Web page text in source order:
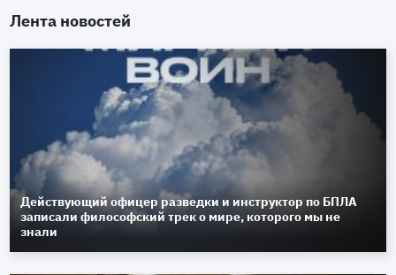
Лента новостей
Действующий офицер разведки и инструктор по БПЛА
записали философский трек о мире, которого мы не
знали